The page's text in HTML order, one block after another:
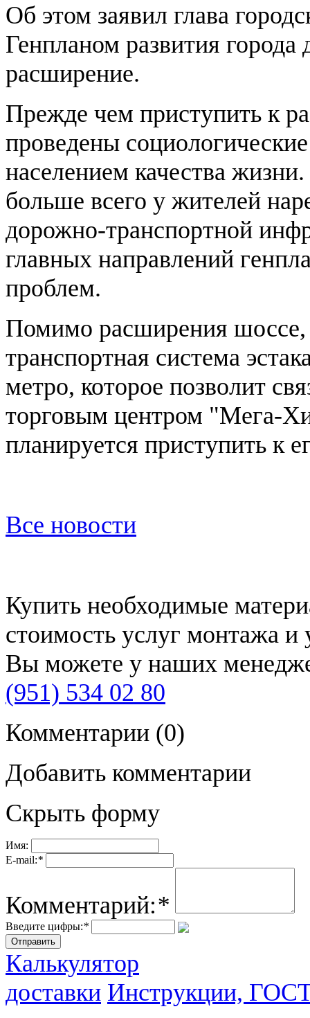
Об этом заявил глава
Генпланом развития
расширение.
Прежде чем приступить к
проведены
населением качества
больше всего у жителей
дорожно-транспортной
главных направлений
проблем.
Помимо расширения шоссе,
транспортная система
метро, которое позволит
торговым центром "Мега-
планируется приступить к
Все новости
Купить необходимые
стоимость услуг монтажа и
Вы можете у наших
(951) 534 02 80
Комментарии (0)
Добавить комментарии
Скрыть форму
Имя:
E-mail:*
Комментарий:*
Введите цифры:*
Калькулятор
доставки Инструкции,